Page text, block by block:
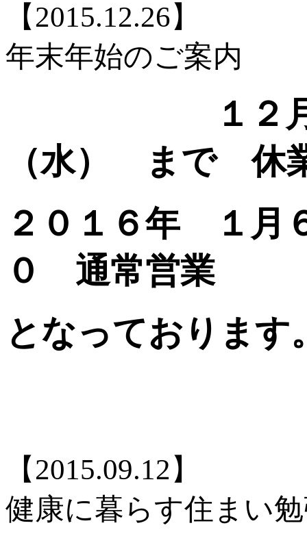
【2015.12.26】
年末年始のご案内
１２月２７
（水） まで 休
２０１６年 １月
０ 通常営業
となっております
【2015.09.12】
健康に暮らす住まい